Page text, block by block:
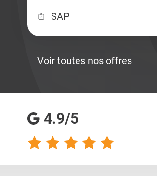
SAP
Voir toutes nos offres
4.9/5